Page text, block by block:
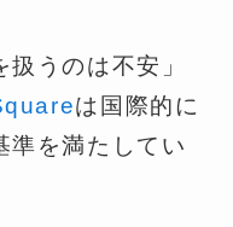
扱うのは不安」
は国際的に
準を満たしてい